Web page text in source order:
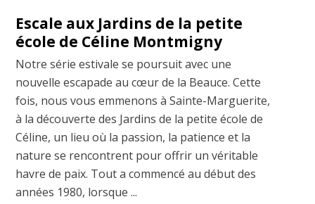
Escale aux Jardins de la petite
école de Céline Montmigny
Notre série estivale se poursuit avec une
nouvelle escapade au cœur de la Beauce. Cette
fois, nous vous emmenons à Sainte-Marguerite,
à la découverte des Jardins de la petite école de
Céline, un lieu où la passion, la patience et la
nature se rencontrent pour offrir un véritable
havre de paix. Tout a commencé au début des
années 1980, lorsque ...